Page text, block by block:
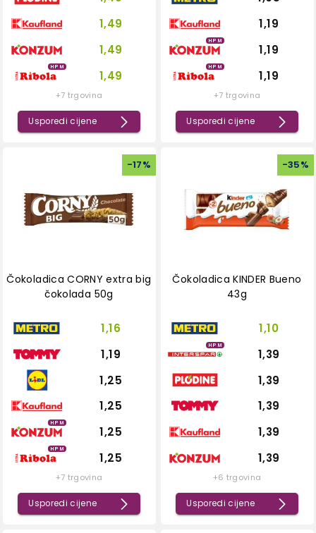
1,49
1,49
HPM
1,49
+7 trgovina
Usporedi cijene
1,19
HPM
1,19
HPM
1,19
+7 trgovina
Usporedi cijene
-17%
Čokoladica CORNY extra big
čokolada 50g
1,16
1,19
1,25
1,25
HPM
1,25
HPM
1,25
+7 trgovina
Usporedi cijene
-35%
Čokoladica KINDER Bueno
43g
1,10
HPM
1,39
1,39
1,39
1,39
1,39
+6 trgovina
Usporedi cijene